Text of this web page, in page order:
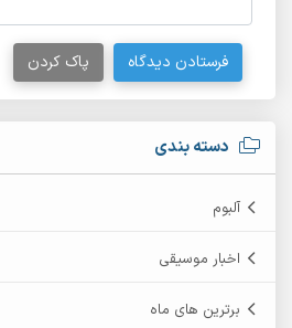
دسته بندی
آلبوم
اخبار موسیقی
برترین های ماه
فرستادن دیدگاه پاک کردن